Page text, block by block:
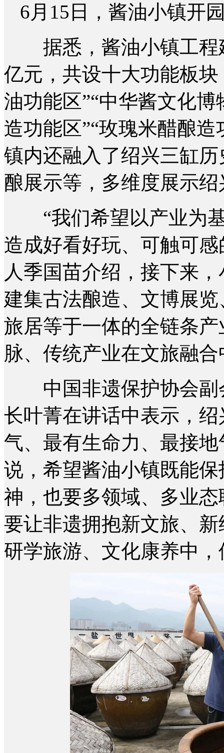
6月15日，酱油小镇开
据悉，酱油小镇工程
亿元，共设十大功能板
油功能区”“中华酱文化博
造功能区”“玫瑰米醋酿
镇内还融入了绍兴三缸
酿展示等，多维度展示绍
“我们希望以产业为基
造成好看好玩、可触可感
人季国苗介绍，接下来
建集古法酿造、文博展
旅居等于一体的全链条
脉、传统产业在文旅融
中国非遗保护协会副
长叶菁在讲话中表示，
气、最有生命力、最接
说，希望酱油小镇既能
神，也要多领域、多业
要让非遗拥抱新文旅、
研学旅游、文化康养中